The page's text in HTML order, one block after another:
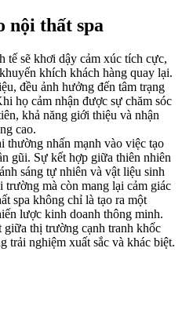
nội thất spa
tế sẽ khơi dậy cảm xúc tích cực,
khích khách hàng quay lại.
đều ảnh hưởng đến tâm trạng
họ cảm nhận được sự chăm sóc
khả năng giới thiệu và nhận
cao.
nhấn mạnh vào việc tạo
gũi. Sự kết hợp giữa thiên nhiên
sáng tự nhiên và vật liệu sinh
mà còn mang lại cảm giác
spa không chỉ là tạo ra một
lược kinh doanh thông minh.
giữa thị trường cạnh tranh khốc
trải nghiệm xuất sắc và khác biệt.